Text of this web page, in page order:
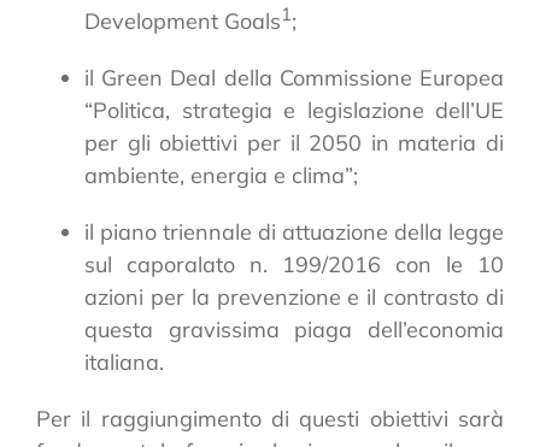
Development Goals1 ;
il Green Deal della Commissione Europea
“Politica, strategia e legislazione dell’UE
per gli obiettivi per il 2050 in materia di
ambiente, energia e clima”;
il piano triennale di attuazione della legge
sul caporalato n. 199/2016 con le 10
azioni per la prevenzione e il contrasto di
questa gravissima piaga dell’economia
italiana.
Per il raggiungimento di questi obiettivi sarà